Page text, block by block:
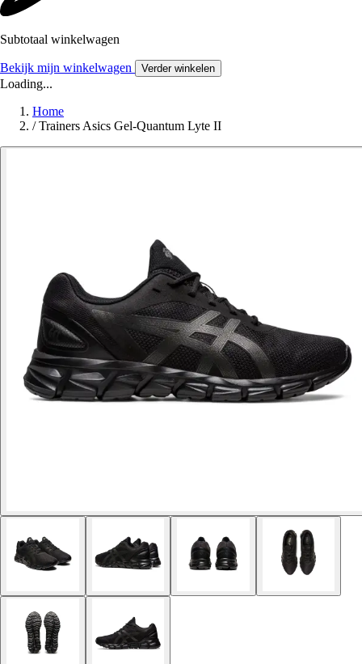
Subtotaal winkelwagen
Bekijk mijn winkelwagen Verder winkelen
Loading...
Home
/ Trainers Asics Gel-Quantum Lyte II